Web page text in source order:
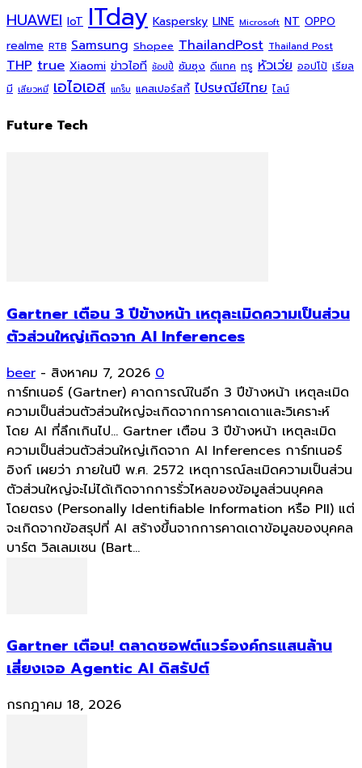
HUAWEI IoT ITday Kaspersky LINE Microsoft NT OPPO
realme RTB Samsung Shopee ThailandPost Thailand Post
THP true Xiaomi ข่าวไอที ช้อปปี้ ซัมซุง ดีแทค ทรู หัวเว่ย ออปโป้ เรียล
มี เสียวหมี่ เอไอเอส แกร็บ แคสเปอร์สกี้ ไปรษณีย์ไทย ไลน์
Future Tech
Gartner เตือน 3 ปีข้างหน้า เหตุละเมิดความเป็นส่วน
ตัวส่วนใหญ่เกิดจาก AI Inferences
beer - สิงหาคม 7, 2026 0
การ์ทเนอร์ (Gartner) คาดการณ์ในอีก 3 ปีข้างหน้า เหตุละเมิด
ความเป็นส่วนตัวส่วนใหญ่จะเกิดจากการคาดเดาและวิเคราะห์
โดย AI ที่ลึกเกินไป... Gartner เตือน 3 ปีข้างหน้า เหตุละเมิด
ความเป็นส่วนตัวส่วนใหญ่เกิดจาก AI Inferences การ์ทเนอร์
อิงก์ เผยว่า ภายในปี พ.ศ. 2572 เหตุการณ์ละเมิดความเป็นส่วน
ตัวส่วนใหญ่จะไม่ได้เกิดจากการรั่วไหลของข้อมูลส่วนบุคคล
โดยตรง (Personally Identifiable Information หรือ PII) แต่
จะเกิดจากข้อสรุปที่ AI สร้างขึ้นจากการคาดเดาข้อมูลของบุคคล
บาร์ต วิลเลมเซน (Bart...
Gartner เตือน! ตลาดซอฟต์แวร์องค์กรแสนล้าน
เสี่ยงเจอ Agentic AI ดิสรัปต์
กรกฎาคม 18, 2026